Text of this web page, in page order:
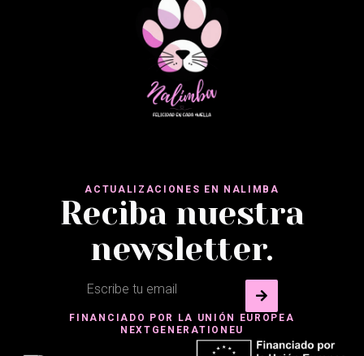
ACTUALIZACIONES EN NALIMBA
Reciba nuestra
newsletter.
FINANCIADO POR LA UNIÓN EUROPEA
NEXTGENERATIONEU